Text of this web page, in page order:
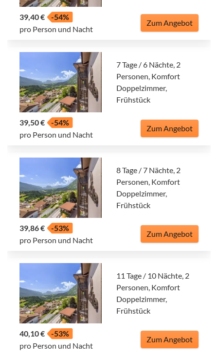
39,40 €
-54%
pro Person und Nacht
Zum Angebot
7 Tage / 6 Nächte, 2
Personen, Komfort
Doppelzimmer,
Frühstück
39,50 €
-54%
pro Person und Nacht
Zum Angebot
8 Tage / 7 Nächte, 2
Personen, Komfort
Doppelzimmer,
Frühstück
39,86 €
-53%
pro Person und Nacht
Zum Angebot
11 Tage / 10 Nächte, 2
Personen, Komfort
Doppelzimmer,
Frühstück
40,10 €
-53%
pro Person und Nacht
Zum Angebot